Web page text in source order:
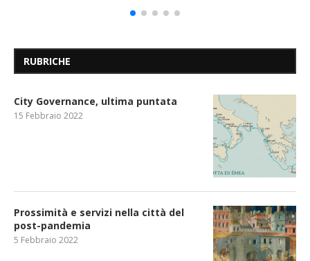
RUBRICHE
City Governance, ultima puntata
15 Febbraio 2022
Prossimità e servizi nella città del
post-pandemia
5 Febbraio 2022